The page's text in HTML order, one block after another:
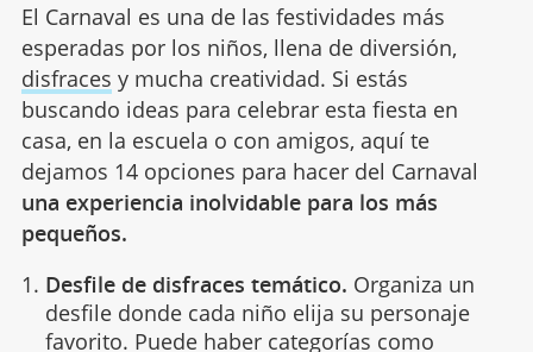
El Carnaval es una de las festividades más
esperadas por los niños, llena de diversión,
disfraces y mucha creatividad. Si estás
buscando ideas para celebrar esta fiesta en
casa, en la escuela o con amigos, aquí te
dejamos 14 opciones para hacer del Carnaval
una experiencia inolvidable para los más
pequeños.
Desfile de disfraces temático. Organiza un
desfile donde cada niño elija su personaje
favorito. Puede haber categorías como